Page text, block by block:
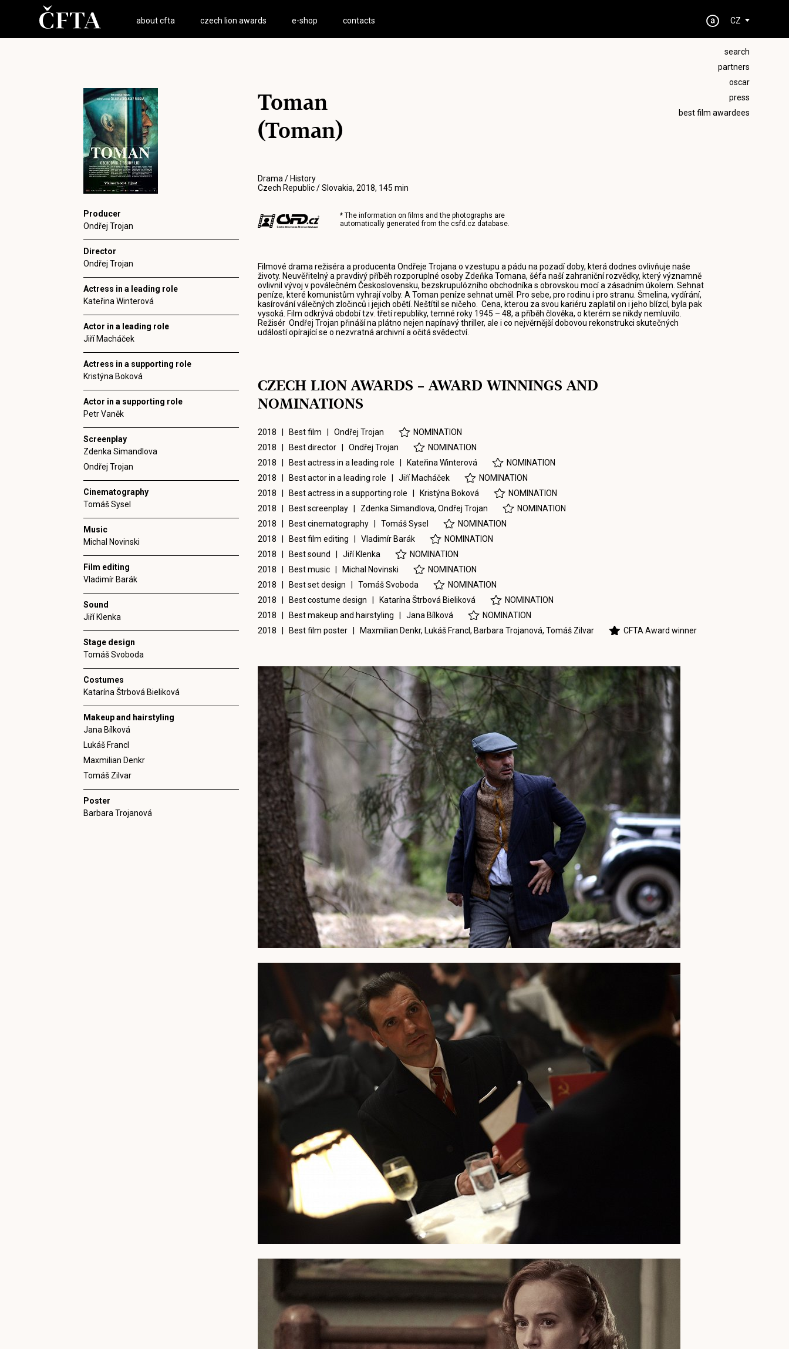
about cfta czech lion awards e-shop contacts CZ
search
partners
oscar
press
best film awardees
Producer
Ondřej Trojan
Director
Ondřej Trojan
Actress in a leading role
Kateřina Winterová
Actor in a leading role
Jiří Macháček
Actress in a supporting role
Kristýna Boková
Actor in a supporting role
Petr Vaněk
Screenplay
Zdenka Simandlova
Ondřej Trojan
Cinematography
Tomáš Sysel
Music
Michal Novinski
Film editing
Vladimír Barák
Sound
Jiří Klenka
Stage design
Tomáš Svoboda
Costumes
Katarína Štrbová Bieliková
Makeup and hairstyling
Jana Bílková
Lukáš Francl
Maxmilian Denkr
Tomáš Zilvar
Poster
Barbara Trojanová
Toman
(Toman)
Drama / History
Czech Republic / Slovakia, 2018, 145 min
* The information on films and the photographs are
automatically generated from the csfd.czdatabase.
Filmové drama režiséra a producenta Ondřeje Trojana o vzestupu a pádu na pozadí doby, která dodnes ovlivňuje naše
životy. Neuvěřitelný a pravdivý příběh rozporuplné osoby Zdeňka Tomana, šéfa naší zahraniční rozvědky, který významně
ovlivnil vývoj v poválečném Československu, bezskrupulózního obchodníka s obrovskou mocí a zásadním úkolem. Sehnat
peníze, které komunistům vyhrají volby. A Toman peníze sehnat uměl. Pro sebe, pro rodinu i pro stranu. Šmelina, vydírání,
kasírování válečných zločinců i jejich obětí. Neštítil se ničeho. Cena, kterou za svou kariéru zaplatil on i jeho blízcí, byla pak
vysoká. Film odkrývá období tzv. třetí republiky, temné roky 1945 – 48, a příběh člověka, o kterém se nikdy nemluvilo.
Režisér Ondřej Trojan přináší na plátno nejen napínavý thriller, ale i co nejvěrnější dobovou rekonstrukci skutečných
událostí opírající se o nezvratná archivní a očitá svědectví.
CZECH LION AWARDS – AWARD WINNINGS AND
NOMINATIONS
2018 | Best film | Ondřej Trojan
NOMINATION
2018 | Best director | Ondřej Trojan
NOMINATION
2018 | Best actress in a leading role |
Kateřina Winterová
NOMINATION
2018 | Best actor in a leading role | Jiří Macháček
NOMINATION
2018 | Best actress in a supporting role |
Kristýna Boková
NOMINATION
2018 | Best screenplay | Zdenka Simandlova, Ondřej Trojan
NOMINATION
2018 | Best cinematography | Tomáš Sysel
NOMINATION
2018 | Best film editing | Vladimír Barák
NOMINATION
2018 | Best sound | Jiří Klenka
NOMINATION
2018 | Best music |
Michal Novinski
NOMINATION
2018 | Best set design | Tomáš Svoboda
NOMINATION
2018 | Best costume design |
Katarína Štrbová Bieliková
NOMINATION
2018 | Best makeup and hairstyling | Jana Bílková
NOMINATION
2018 | Best film poster |
Maxmilian Denkr, Lukáš Francl, Barbara Trojanová, Tomáš Zilvar CFTA Award winner